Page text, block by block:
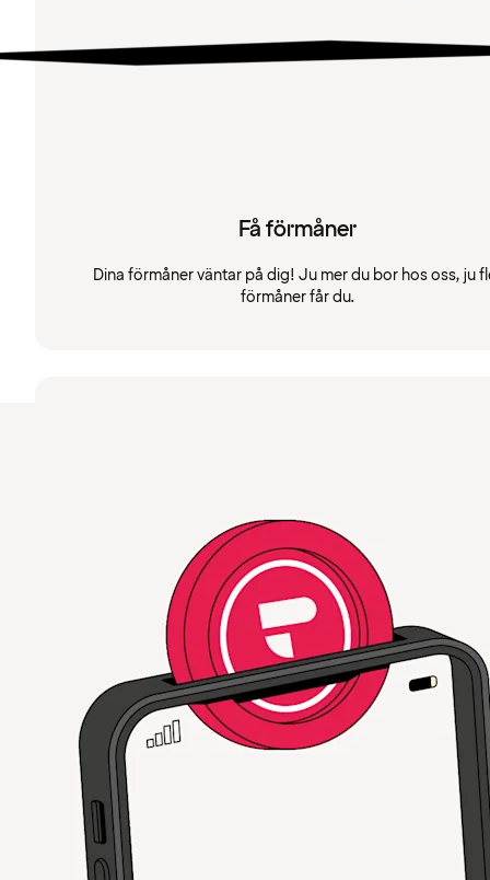
Få förmåner
Dina förmåner väntar på dig! Ju mer du bor hos oss, ju
förmåner får du.